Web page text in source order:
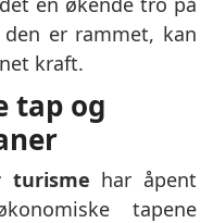
er rammet, kan
kraft.
tap og
turisme har åpent
tapene